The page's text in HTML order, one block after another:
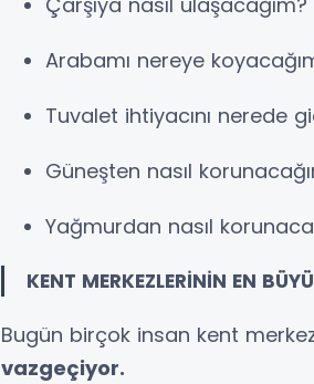
Arabamı nereye
Tuvalet ihtiyacını nerede
Güneşten nasıl
Yağmurdan nasıl
KENT MERKEZLERİNİN EN
Bugün birçok insan kent
vazgeçiyor.